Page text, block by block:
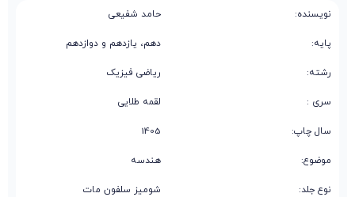
نویسنده: حامد شفیعی
پایه: دهم، یازدهم و دوازدهم
رشته: ریاضی فیزیک
سری : لقمه طلایی
سال چاپ: 1405
موضوع: هندسه
نوع جلد: شومیز سلفون مات